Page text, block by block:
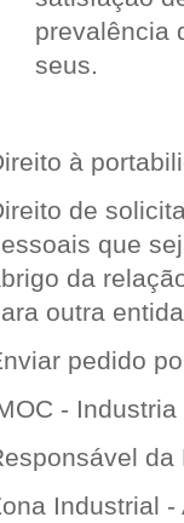
prevalência
seus.
à
de
que
da
outra
pedido
-
da
Industrial -